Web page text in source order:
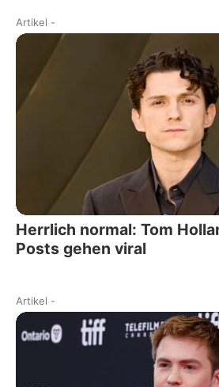
Artikel -
Herrlich normal: Tom
Posts gehen viral
Artikel -